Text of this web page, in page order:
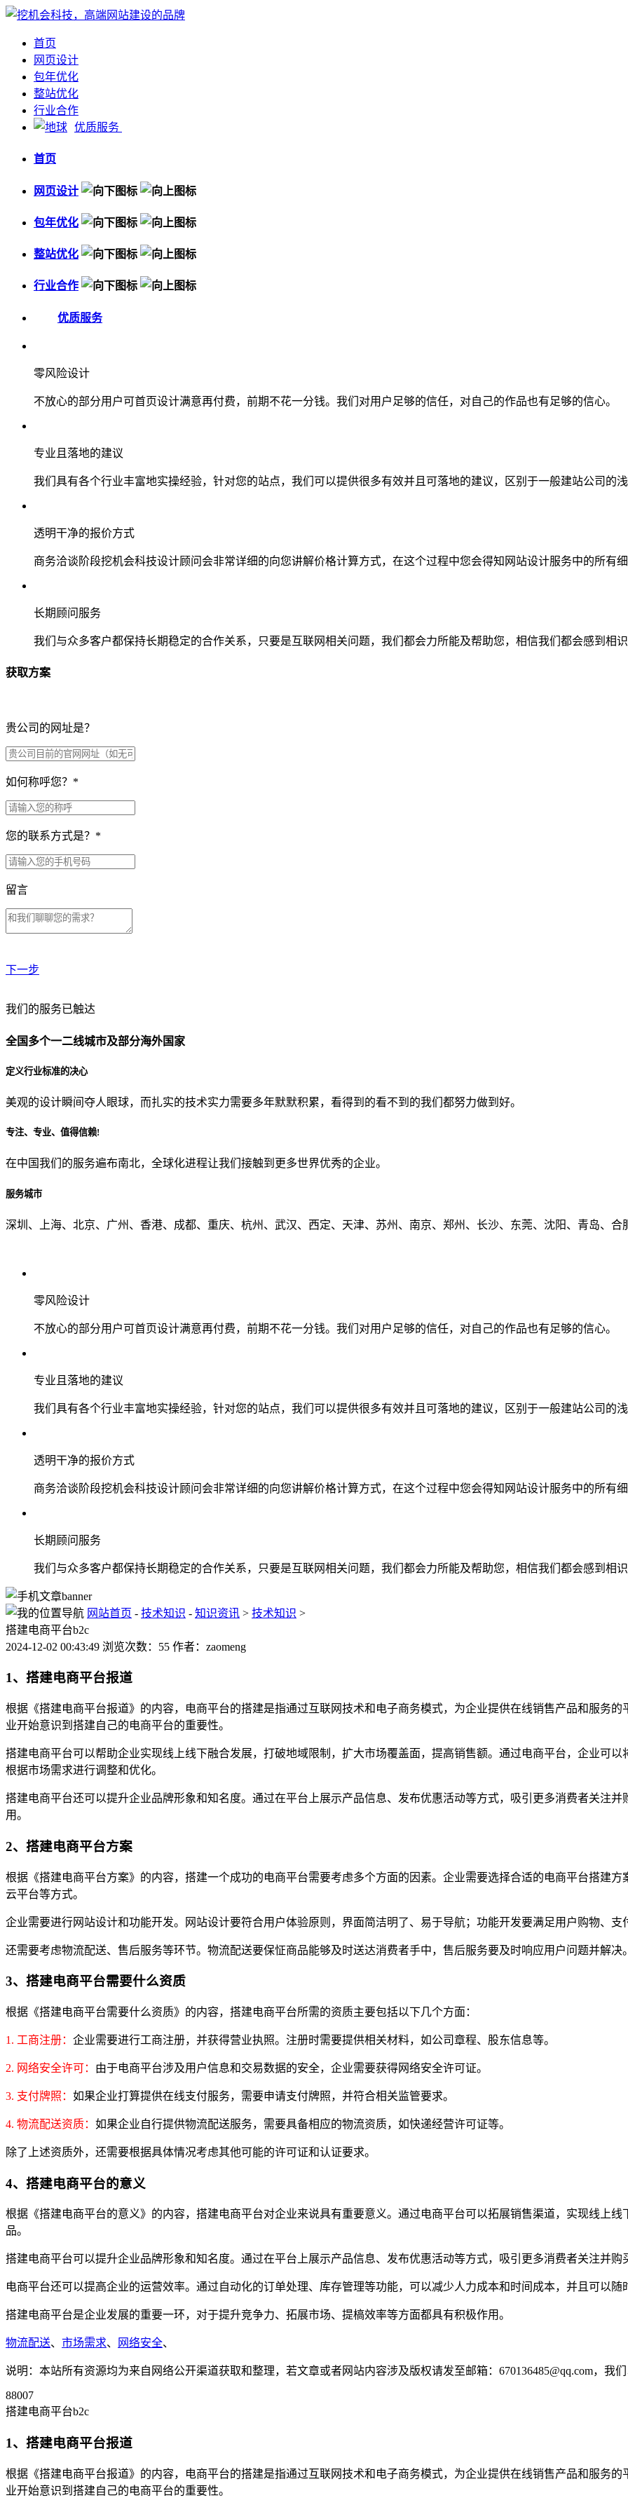
首页
网页设计
包年优化
整站优化
行业合作
优质服务
首页
网页设计
包年优化
整站优化
行业合作
优质服务
零风险设计
不放心的部分用户可首页设计满意再付费，前期不花一分钱。我们对用户足够的信任，对自己的作品也有足够的信心。
专业且落地的建议
我们具有各个行业丰富地实操经验，针对您的站点，我们可以提供很多有效并且可落地的建议，区别于一般建站公司的
透明干净的报价方式
商务洽谈阶段挖机会科技设计顾问会非常详细的向您讲解价格计算方式，在这个过程中您会得知网站设计服务中的所有
长期顾问服务
我们与众多客户都保持长期稳定的合作关系，只要是互联网相关问题，我们都会力所能及帮助您，相信我们都会感到相
获取方案
贵公司的网址是？
如何称呼您？ *
您的联系方式是？ *
留言
下一步
贵公司预算范围是？
贵公司的团队规模是？
从哪里了解到我们？
我们的服务已触达
全国多个一二线城市及部分海外国家
定义行业标准的决心
美观的设计瞬间夺人眼球，而扎实的技术实力需要多年默默积累，看得到的看不到的我们都努力做到好。
专注、专业、值得信赖!
在中国我们的服务遍布南北，全球化进程让我们接触到更多世界优秀的企业。
服务城市
深圳、上海、北京、广州、香港、成都、重庆、杭州、武汉、西定、天津、苏州、南京、郑州、长沙、东莞、沈阳、青岛、合
零风险设计
不放心的部分用户可首页设计满意再付费，前期不花一分钱。我们对用户足够的信任，对自己的作品也有足够的信心。
专业且落地的建议
我们具有各个行业丰富地实操经验，针对您的站点，我们可以提供很多有效并且可落地的建议，区别于一般建站公司的
透明干净的报价方式
商务洽谈阶段挖机会科技设计顾问会非常详细的向您讲解价格计算方式，在这个过程中您会得知网站设计服务中的所有
长期顾问服务
我们与众多客户都保持长期稳定的合作关系，只要是互联网相关问题，我们都会力所能及帮助您，相信我们都会感到相
网站首页 - 技术知识 - 知识资讯 > 技术知识 >
搭建电商平台b2c
2024-12-02 00:43:49 浏览次数：55 作者：zaomeng
1、搭建电商平台报道
根据《搭建电商平台报道》的内容，电商平台的搭建是指通过互联网技术和电子商务模式，为企业提供在线销售产品和服务
业开始意识到搭建自己的电商平台的重要性。
搭建电商平台可以帮助企业实现线上线下融合发展，打破地域限制，扩大市场覆盖面，提高销售额。通过电商平台，企业可
根据市场需求进行调整和优化。
搭建电商平台还可以提升企业品牌形象和知名度。通过在平台上展示产品信息、发布优惠活动等方式，吸引更多消费者关注
用。
2、搭建电商平台方案
根据《搭建电商平台方案》的内容，搭建一个成功的电商平台需要考虑多个方面的因素。企业需要选择合适的电商平台搭建
云平台等方式。
企业需要进行网站设计和功能开发。网站设计要符合用户体验原则，界面简洁明了、易于导航；功能开发要满足用户购物、
还需要考虑物流配送、售后服务等环节。物流配送要保怔商品能够及时送达消费者手中，售后服务要及时响应用户问题并解决
3、搭建电商平台需要什么资质
根据《搭建电商平台需要什么资质》的内容，搭建电商平台所需的资质主要包括以下几个方面：
1. 工商注册： 企业需要进行工商注册，并获得营业执照。注册时需要提供相关材料，如公司章程、股东信息等。
2. 网络安全许可： 由于电商平台涉及用户信息和交易数据的安全，企业需要获得网络安全许可证。
3. 支付牌照： 如果企业打算提供在线支付服务，需要申请支付牌照，并符合相关监管要求。
4. 物流配送资质： 如果企业自行提供物流配送服务，需要具备相应的物流资质，如快递经营许可证等。
除了上述资质外，还需要根据具体情况考虑其他可能的许可证和认证要求。
4、搭建电商平台的意义
根据《搭建电商平台的意义》的内容，搭建电商平台对企业来说具有重要意义。通过电商平台可以拓展销售渠道，实现线上
品。
搭建电商平台可以提升企业品牌形象和知名度。通过在平台上展示产品信息、发布优惠活动等方式，吸引更多消费者关注并
电商平台还可以提高企业的运营效率。通过自动化的订单处理、库存管理等功能，可以减少人力成本和时间成本，并且可以
搭建电商平台是企业发展的重要一环，对于提升竞争力、拓展市场、提槁效率等方面都具有积极作用。
物流配送、 市场需求、 网络安全、
说明：本站所有资源均为来自网络公开渠道获取和整理，若文章或者网站内容涉及版权请发至邮箱：670136485@qq.com，我
88007
搭建电商平台b2c
1、搭建电商平台报道
根据《搭建电商平台报道》的内容，电商平台的搭建是指通过互联网技术和电子商务模式，为企业提供在线销售产品和服务
业开始意识到搭建自己的电商平台的重要性。